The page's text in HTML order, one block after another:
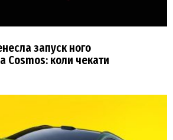
запуск ного
Cosmos: коли чекати